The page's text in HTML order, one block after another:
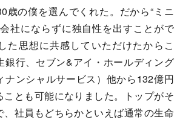
歳の僕を選んでくれた。だから“ミニ
社にならずに独自性を出すことがで
た思想に共感していただけたからこ
銀行、セブン&アイ・ホールディング
ナンシャルサービス）他から132億円
ことも可能になりました。トップがそ
、社員もどちらかといえば通常の生命